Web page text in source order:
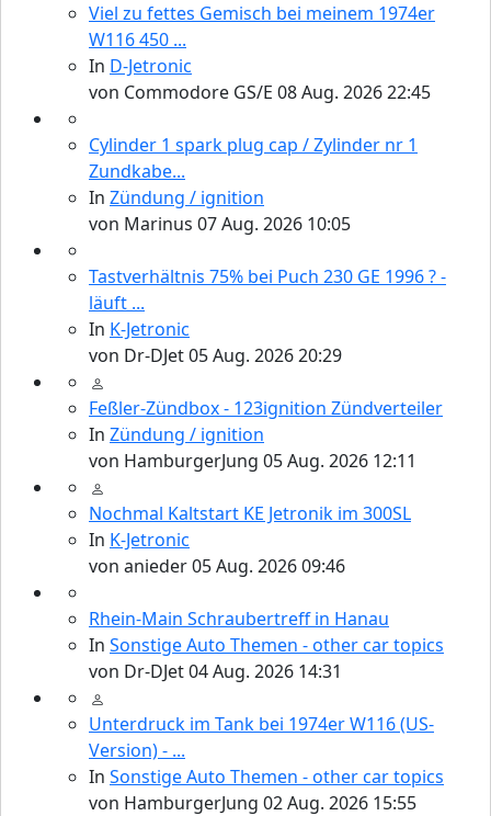
Viel zu fettes Gemisch bei meinem 1974er
W116 450 ...
In D-Jetronic
von Commodore GS/E 08 Aug. 2026 22:45
Cylinder 1 spark plug cap / Zylinder nr 1
Zundkabe...
In Zündung / ignition
von Marinus 07 Aug. 2026 10:05
Tastverhältnis 75% bei Puch 230 GE 1996 ? -
läuft ...
In K-Jetronic
von Dr-DJet05 Aug. 2026 20:29
Feßler-Zündbox - 123ignition Zündverteiler
In Zündung / ignition
von HamburgerJung 05 Aug. 2026 12:11
Nochmal Kaltstart KE Jetronik im 300SL
In K-Jetronic
von anieder05 Aug. 2026 09:46
Rhein-Main Schraubertreff in Hanau
In Sonstige Auto Themen - other car topics
von Dr-DJet04 Aug. 2026 14:31
Unterdruck im Tank bei 1974er W116 (US-
Version) - ...
In Sonstige Auto Themen - other car topics
von HamburgerJung 02 Aug. 2026 15:55